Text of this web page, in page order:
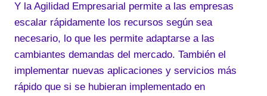
Y la Agilidad Empresarial permite a las empresas
escalar rápidamente los recursos según sea
necesario, lo que les permite adaptarse a las
cambiantes demandas del mercado. También el
implementar nuevas aplicaciones y servicios más
rápido que si se hubieran implementado en